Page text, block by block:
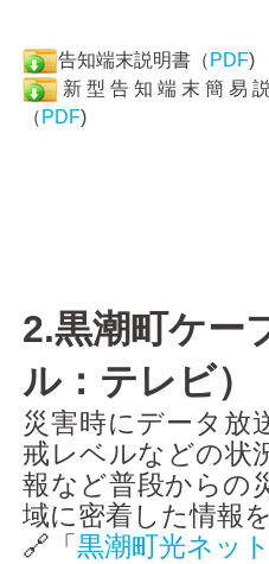
告知端末説明書（ PDF)
新型告知端末簡易
（ PDF)
2.黒潮町ケー
ル：テレビ）
災害時にデータ放
戒レベルなどの状
報など普段からの
域に密着した情報
🔗「黒潮町光ネッ